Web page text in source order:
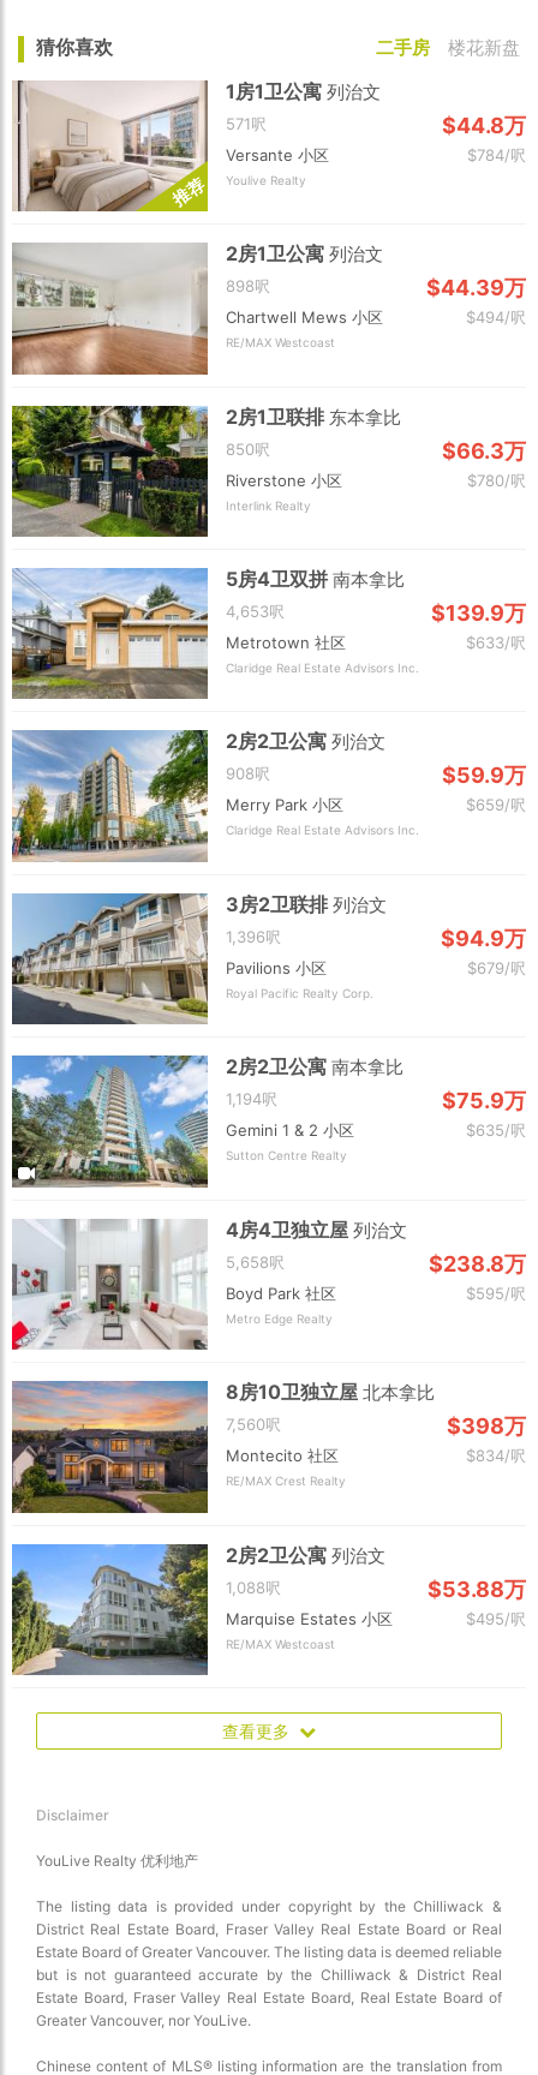
猜你喜欢 二手房 楼花新盘
推荐
1房1卫公寓列治文
571呎 $44.8万
Versante 小区 $784/呎
Youlive Realty
2房1卫公寓列治文
898呎 $44.39万
Chartwell Mews 小区 $494/呎
RE/MAX Westcoast
2房1卫联排 东本拿比
850呎 $66.3万
Riverstone 小区 $780/呎
Interlink Realty
5房4卫双拼南本拿比
4,653呎 $139.9万
Metrotown 社区 $633/呎
Claridge Real Estate Advisors Inc.
2房2卫公寓列治文
908呎 $59.9万
Merry Park 小区 $659/呎
Claridge Real Estate Advisors Inc.
3房2卫联排列治文
1,396呎 $94.9万
Pavilions 小区 $679/呎
Royal Pacific Realty Corp.
2房2卫公寓南本拿比
1,194呎 $75.9万
Gemini 1 & 2 小区 $635/呎
Sutton Centre Realty
4房4卫独立屋列治文
5,658呎 $238.8万
Boyd Park 社区 $595/呎
Metro Edge Realty
8房10卫独立屋北本拿比
7,560呎 $398万
Montecito 社区 $834/呎
RE/MAX Crest Realty
2房2卫公寓列治文
1,088呎 $53.88万
Marquise Estates 小区 $495/呎
RE/MAX Westcoast
查看更多
Disclaimer
YouLive Realty 优利地产
The listing data is provided under copyright by the Chilliwack &
District Real Estate Board, Fraser Valley Real Estate Board or Real
Estate Board of Greater Vancouver. The listing data is deemed reliable
but is not guaranteed accurate by the Chilliwack & District Real
Estate Board, Fraser Valley Real Estate Board, Real Estate Board of
Greater Vancouver, nor YouLive.
Chinese content of MLS® listing information are the translation from